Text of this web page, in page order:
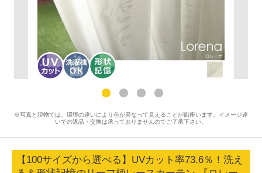
※写真と現物では、環境の違いにより色が異なって見えることが御座います。イメージ違
いでの返品・交換は承っておりませんのでご了承下さい。
【100サイズから選べる】UVカット率73.6％！洗え